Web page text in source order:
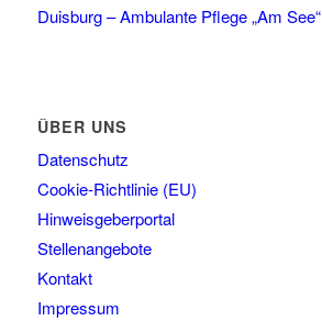
Duisburg – Ambulante Pflege „Am See“
ÜBER UNS
Datenschutz
Cookie-Richtlinie (EU)
Hinweisgeberportal
Stellenangebote
Kontakt
Impressum